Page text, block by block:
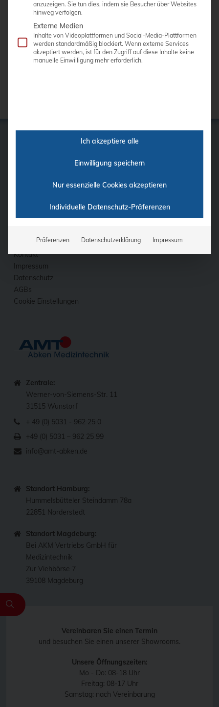
Ultraschall-Finder
Finanzierung
Kontakt
Impressum
Datenschutz
AGBs
Cookie Einstellungen
Zentrale:
Werner-von-Siemens-Str. 11
31515 Wunstorf
+ 49 (0) 5031 - 962 25 0
+49 (0) 5031 – 962 25 99
info@amt-abken.de
Standort Hamburg:
Hummelsbütteler Steindamm 78a
22851 Norderstedt
Standort Magdeburg:
Bei AKM Vertriebs GmbH für
Medizintechnik
Zur Viehbörse 7
39108 Magdeburg
Vereinbaren Sie einen Termin
und besuchen Sie einen unserer Showrooms.
Unsere Öffnungszeiten:
Mo - Do: 08-18 Uhr
Freitag: 08-17 Uhr
Samstag: nach Vereinbarung
anzuzeigen. Sie tun dies, indem sie Besucher über Websites
hinweg verfolgen.
Externe Medien
Inhalte von Videoplattformen und Social-Media-Plattformen
werden standardmäßig blockiert. Wenn externe Services
akzeptiert werden, ist für den Zugriff auf diese Inhalte keine
manuelle Einwilligung mehr erforderlich.
Ich akzeptiere alle
Einwilligung speichern
Nur essenzielle Cookies akzeptieren
Individuelle Datenschutz-Präferenzen
Präferenzen Datenschutzerklärung Impressum